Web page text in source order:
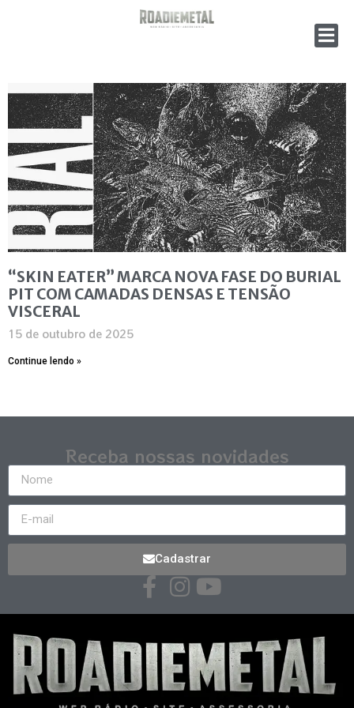
“SKIN EATER” MARCA NOVA FASE DO BURIAL
PIT COM CAMADAS DENSAS E TENSÃO
VISCERAL
15 de outubro de 2025
Continue lendo »
Receba nossas novidades
Cadastrar